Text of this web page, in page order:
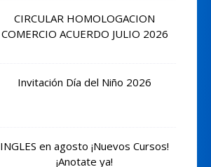
CIRCULAR HOMOLOGACION
COMERCIO ACUERDO JULIO 2026
Invitación Día del Niño 2026
INGLES en agosto ¡Nuevos Cursos!
¡Anotate ya!